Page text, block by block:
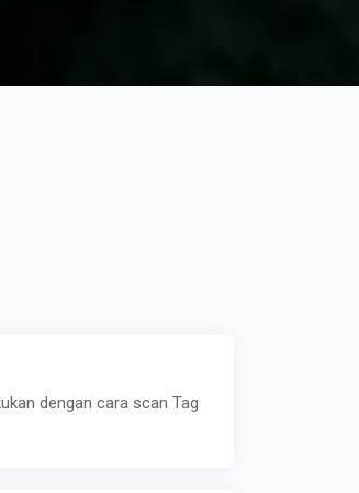
dengan cara scan Tag